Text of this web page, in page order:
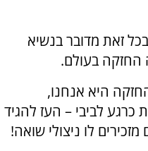
זאת מדובר בנשיא
החזקה בעולם.
היא אנחנו,
כרגע לביבי – העז להגיד
לו ניצולי שואה!